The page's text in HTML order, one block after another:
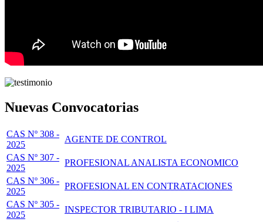
Nuevas Convocatorias
CAS Nº 308 -
2025
AGENTE DE CONTROL
CAS Nº 307 -
2025
PROFESIONAL ANALISTA ECONOMICO
CAS Nº 306 -
2025
PROFESIONAL EN CONTRATACIONES
CAS Nº 305 -
2025
INSPECTOR TRIBUTARIO - I LIMA